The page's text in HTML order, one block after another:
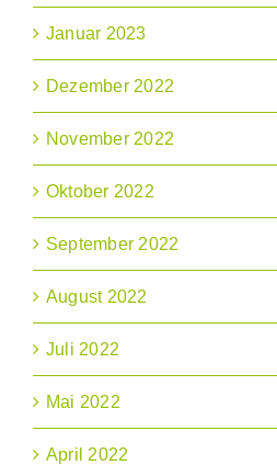
Januar 2023
Dezember 2022
November 2022
Oktober 2022
September 2022
August 2022
Juli 2022
Mai 2022
April 2022